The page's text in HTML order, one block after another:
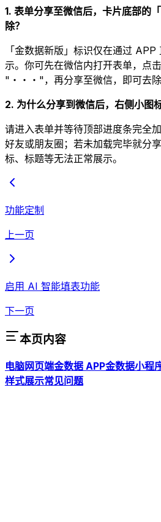
1. 表单分享至微信后，卡片底部的
除？
「金数据新版」标识仅在通过
示。你可先在微信内打开表单，点
"・・・"，再分享至微信，即可去除
2. 为什么分享到微信后，右侧小图
请进入表单并等待顶部进度条完全
好友或朋友圈；若未加载完毕就分
标、标题等无法正常展示。
功能定制
上一页
启用 AI 智能填表功能
下一页
本页内容
电脑网页端金数据 APP金数据小程
样式展示常见问题